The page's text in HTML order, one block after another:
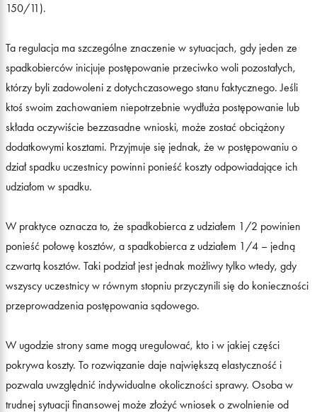
150/11).
Ta regulacja ma szczególne znaczenie w sytuacjach, gdy jeden ze
spadkobierców inicjuje postępowanie przeciwko woli pozostałych,
którzy byli zadowoleni z dotychczasowego stanu faktycznego. Jeśli
ktoś swoim zachowaniem niepotrzebnie wydłuża postępowanie lub
składa oczywiście bezzasadne wnioski, może zostać obciążony
dodatkowymi kosztami. Przyjmuje się jednak, że w postępowaniu o
dział spadku uczestnicy powinni ponieść koszty odpowiadające ich
udziałom w spadku.
W praktyce oznacza to, że spadkobierca z udziałem 1/2 powinien
ponieść połowę kosztów, a spadkobierca z udziałem 1/4 – jedną
czwartą kosztów. Taki podział jest jednak możliwy tylko wtedy, gdy
wszyscy uczestnicy w równym stopniu przyczynili się do konieczności
przeprowadzenia postępowania sądowego.
W ugodzie strony same mogą uregulować, kto i w jakiej części
pokrywa koszty. To rozwiązanie daje największą elastyczność i
pozwala uwzględnić indywidualne okoliczności sprawy. Osoba w
trudnej sytuacji finansowej może złożyć wniosek o zwolnienie od